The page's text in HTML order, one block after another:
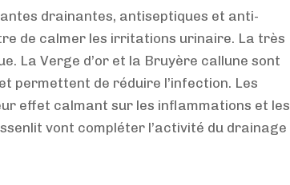
drainantes, antiseptiques et anti-
de calmer les irritations urinaire. La très
La Verge d’or et la Bruyère callune sont
permettent de réduire l’infection. Les
effet calmant sur les inflammations et les
vont compléter l’activité du drainage